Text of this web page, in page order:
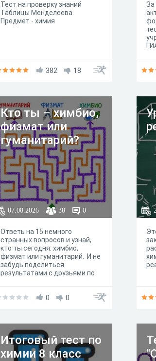
Тест на проверку знаний
Таблицы Менделеева.
Предмет - химия
382 18
За
Кто ты – химбио,
физмат или
гуманитарий?
07.08.2026 38 0
Ответь на 15 немного
странных вопросов и узнай,
кто ты сегодня: химбио,
физмат или гуманитарий. И не
забудь поделиться
результатами с друзьями по
0 0
Итоговый тест по
химии 8 класс